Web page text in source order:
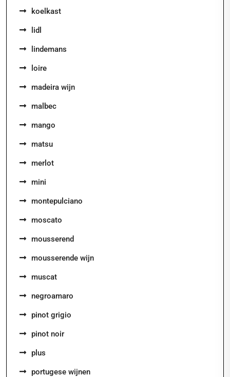
koelkast
lidl
lindemans
loire
madeira wijn
malbec
mango
matsu
merlot
mini
montepulciano
moscato
mousserend
mousserende wijn
muscat
negroamaro
pinot grigio
pinot noir
plus
portugese wijnen